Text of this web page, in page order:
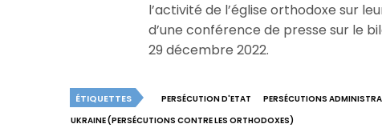
l’activité de l’église orthodoxe sur
d’une conférence de presse sur le
29 décembre 2022.
ÉTIQUETTES PERSÉCUTION D'ETAT PERSÉCUTIONS
UKRAINE (PERSÉCUTIONS CONTRE LES ORTHODOXES)